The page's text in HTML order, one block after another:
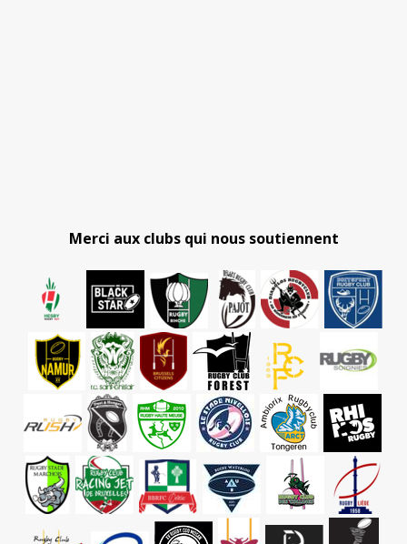
Merci aux clubs qui nous soutiennent